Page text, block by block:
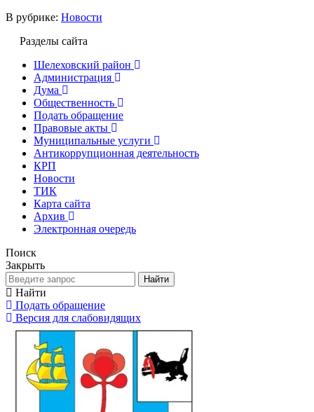
В рубрике: Новости
Разделы сайта
Шелеховский район
Администрация
Дума
Общественность
Подать обращение
Правовые акты
Муниципальные услуги
Антикоррупционная деятельность
КРП
Новости
ТИК
Карта сайта
Архив
Электронная очередь
Поиск
Закрыть
Найти
Найти
Подать обращение
Версия для слабовидящих